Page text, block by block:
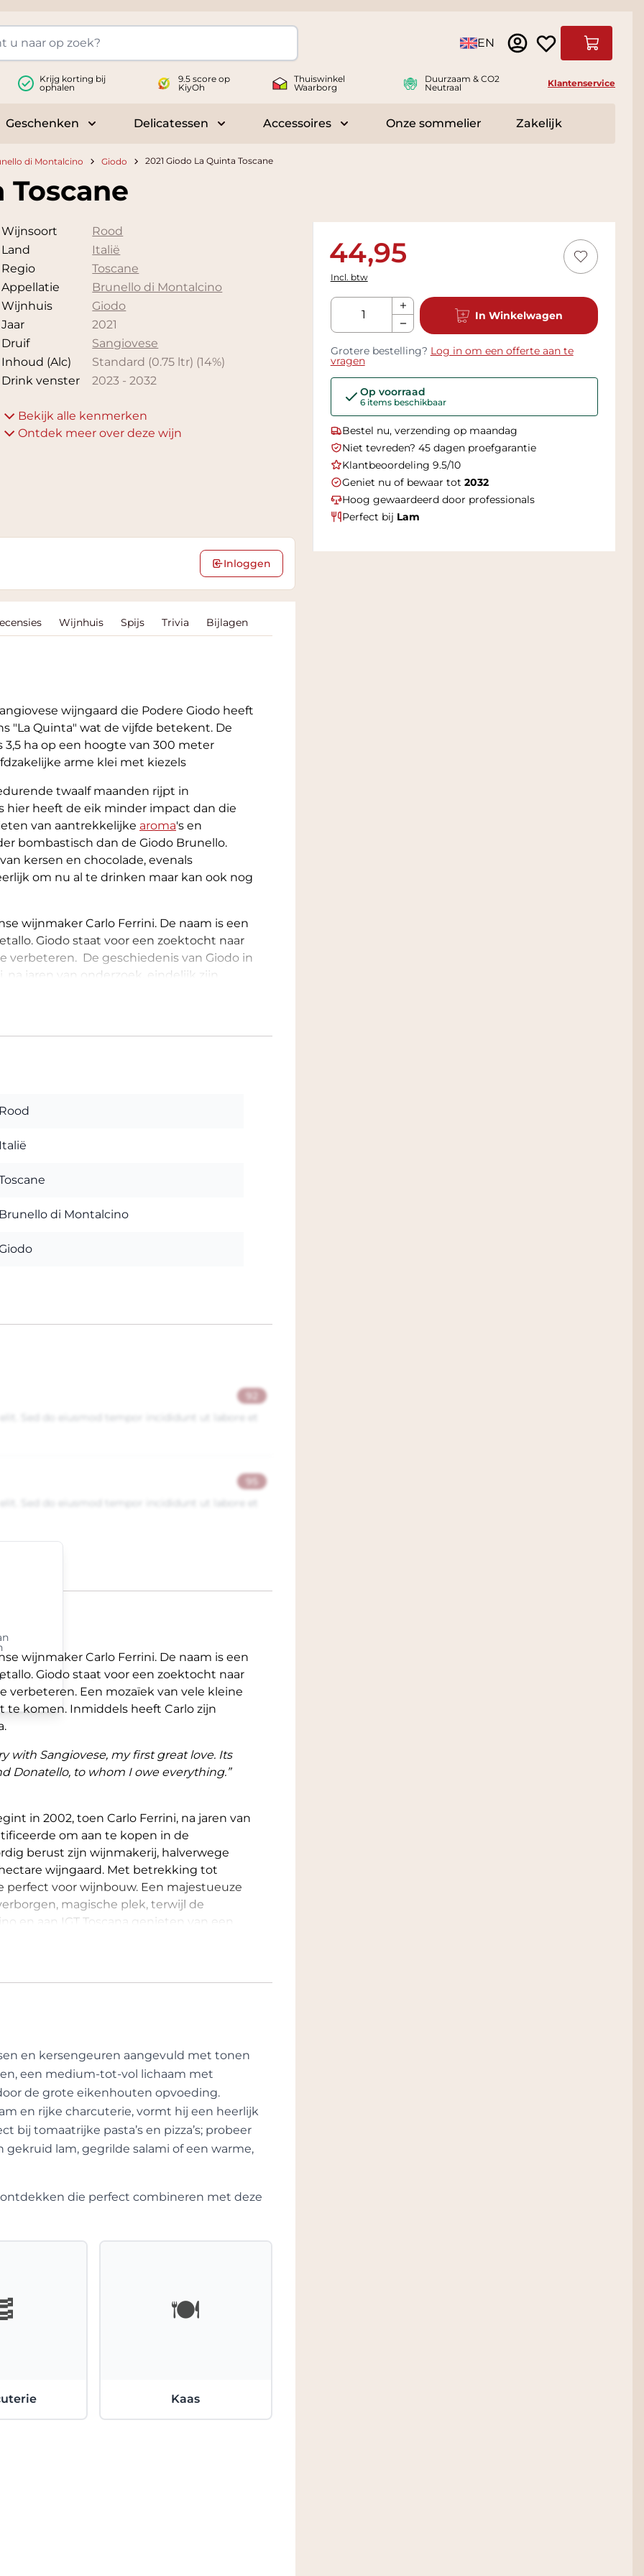
Taal EN
Krijg korting bij
ophalen
9.5 score op
KiyOh
Thuiswinkel
Waarborg
Duurzaam & CO2
Neutraal
Klantenservice
for Wijnen
Geschenken
Toggle submenu for Geschenken
Delicatessen
Toggle submenu for Delicatessen
Accessoires
Toggle submenu for Accessoires
Onze sommelier Zakelijk
di Montalcino Giodo 2021 Giodo La Quinta Toscane
Toscane
Wijnsoort
Rood
Land
Italië
Regio
Toscane
Appellatie
Brunello di Montalcino
Wijnhuis
Giodo
Jaar
2021
Druif
Sangiovese
Inhoud (Alc)
Standard (0.75 ltr) (14%)
Drink venster
2023 -2032
Bekijk alle kenmerken
Ontdek meer over deze wijn
44,95
Incl. btw
Aantal
In Winkelwagen
Grotere bestelling? Log in om een offerte aan te
vragen
Op voorraad
6 items beschikbaar
Bestel nu, verzending op maandag
Niet tevreden? 45 dagen proefgarantie
Klantbeoordeling 9.5/10
Geniet nu of bewaar tot 2032
Hoog gewaardeerd door professionals
Perfect bij Lam
Inloggen
Wijnhuis Spijs Trivia Bijlagen
wijngaard die Podere Giodo heeft
"La Quinta" wat de vijfde betekent. De
ha op een hoogte van 300 meter
arme klei met kiezels
twaalf maanden rijpt in
hier heeft de eik minder impact dan die
van aantrekkelijke aroma's en
bombastisch dan de Giodo Brunello.
kersen en chocolade, evenals
om nu al te drinken maar kan ook nog
wijnmaker Carlo Ferrini. De naam is een
Giodo staat voor een zoektocht naar
De geschiedenis van Giodo in
jaren van onderzoek, eindelijk zijn
in de prestigieuze Brunello-benaming;
een adembenemend panoramisch
Rood
Italië
Brunello di Montalcino
92
Sed do eiusmod tempor incididunt ut labore et
95
Sed do eiusmod tempor incididunt ut labore et
wijnmaker Carlo Ferrini. De naam is een
Giodo staat voor een zoektocht naar
Een mozaïek van vele kleine
komen. Inmiddels heeft Carlo zijn
with Sangiovese, my first great love. Its
Donatello, to whom I owe everything.”
in 2002, toen Carlo Ferrini, na jaren van
om aan te kopen in de
berust zijn wijnmakerij, halverwege
wijngaard. Met betrekking tot
voor wijnbouw. Een majestueuze
magische plek, terwijl de
en aan IGT Toscana genieten van een
wijnstokken die ideaal zijn voor het
in de wijngaard als in de wijnkelder, is
en nauwgezette aandacht. Die kleine
vormen dat Carlo Ferrini's ervaring
die zijn buitengewone passie met succes
en kersengeuren aangevuld met tonen
een medium-tot-vol lichaam met
de grote eikenhouten opvoeding.
en rijke charcuterie, vormt hij een heerlijk
bij tomaatrijke pasta’s en pizza’s; probeer
lam, gegrilde salami of een warme,
die perfect combineren met deze
🍽️
Kaas